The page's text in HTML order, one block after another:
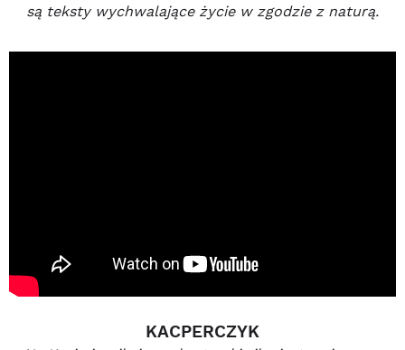
są teksty wychwalające życie w zgodzie z naturą.
KACPERCZYK